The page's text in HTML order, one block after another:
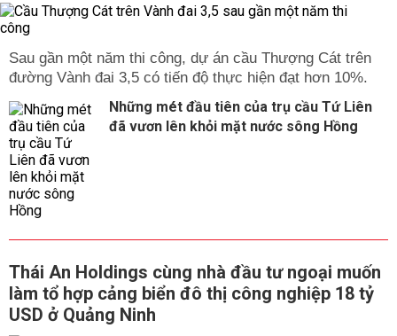
Sau gần một năm thi công, dự án cầu Thượng Cát trên
đường Vành đai 3,5 có tiến độ thực hiện đạt hơn 10%.
Những mét đầu tiên của trụ cầu Tứ Liên
đã vươn lên khỏi mặt nước sông Hồng
Thái An Holdings cùng nhà đầu tư ngoại muốn
làm tổ hợp cảng biển đô thị công nghiệp 18 tỷ
USD ở Quảng Ninh